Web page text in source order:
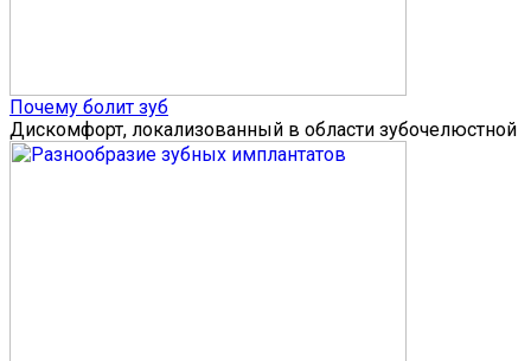
Почему болит зуб
Дискомфорт, локализованный в области зубочелюстной